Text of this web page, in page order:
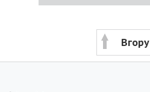
Вгору